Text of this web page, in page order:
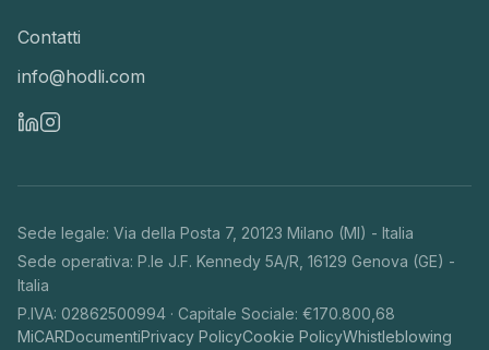
Contatti
info@hodli.com
Sede legale: Via della Posta 7, 20123 Milano (MI) - Italia
Sede operativa: P.le J.F. Kennedy 5A/R, 16129 Genova (GE) -
Italia
P.IVA: 02862500994 · Capitale Sociale: €170.800,68
MiCARDocumentiPrivacy PolicyCookie PolicyWhistleblowing